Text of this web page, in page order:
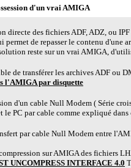
d'un vrai AMIGA
directe des fichiers ADF, ADZ, ou
permet de repasser le contenu d'une
reste sur un vrai AMIGA,
de transférer les archives ADF ou
l'AMIGA par disquette
d'un cable Null Modem ( Série
le PC par cable comme expliqué
par cable Null Modem entre
sur AMIGA des fichiers
UNCOMPRESS INTERFACE 4.0